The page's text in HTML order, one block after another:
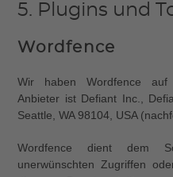
5. Plugins und
Wordfence
Wir haben Wordfence auf
Anbieter ist Defiant Inc.,
Seattle, WA 98104, USA
Wordfence dient dem
unerwünschten Zugriffen